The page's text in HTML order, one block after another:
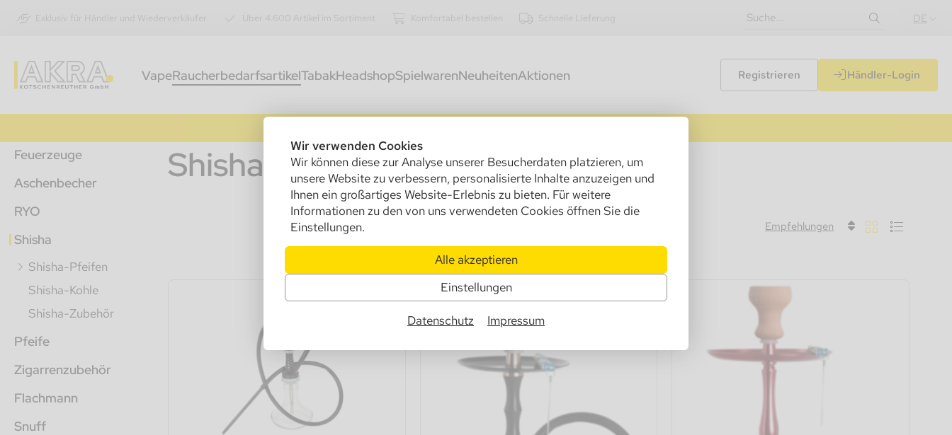
Wir verwenden Cookies
Wir können diese zur Analyse unserer Besucherdaten platzieren, um
unsere Website zu verbessern, personalisierte Inhalte anzuzeigen und
Ihnen ein großartiges Website-Erlebnis zu bieten. Für weitere
Informationen zu den von uns verwendeten Cookies öffnen Sie die
Einstellungen.
Alle akzeptieren
Einstellungen
Datenschutz Impressum
Exklusiv für Händler und Wiederverkäufer Über 4.600 Artikel im Sortiment Komfortabel bestellen Schnelle Lieferung DE
VapeRaucherbedarfsartikelTabakHeadshopSpielwarenNeuheitenAktionen Registrieren Händler-Login
Feuerzeuge
Aschenbecher
RYO
Shisha
Shisha-Pfeifen
Shisha-Kohle
Shisha-Zubehör
Pfeife
Zigarrenzubehör
Flachmann
Snuff
Shisha-Pfeifen
Empfehlungen